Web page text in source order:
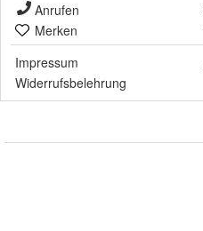
Anrufen
Merken
Impressum
Widerrufsbelehrung